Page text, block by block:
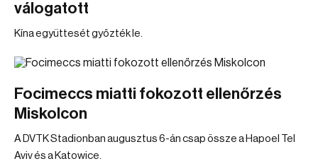
válogatott
Kína együttesét győzték le.
Focimeccs miatti fokozott ellenőrzés
Miskolcon
A DVTK Stadionban augusztus 6-án csap össze a Hapoel Tel
Aviv és a Katowice.